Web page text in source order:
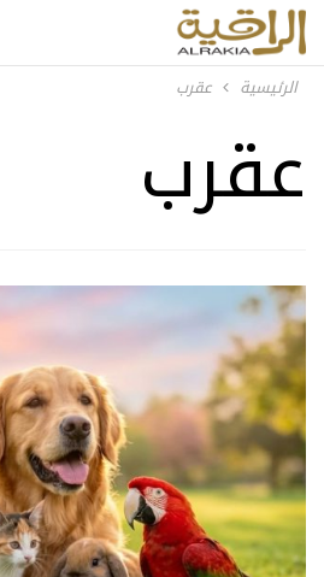
الرئيسية عقرب
عقرب